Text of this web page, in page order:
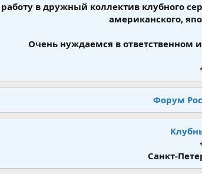
в дружный коллектив клубного
американского,
Очень нуждаемся в ответственном
Форум
Санкт-